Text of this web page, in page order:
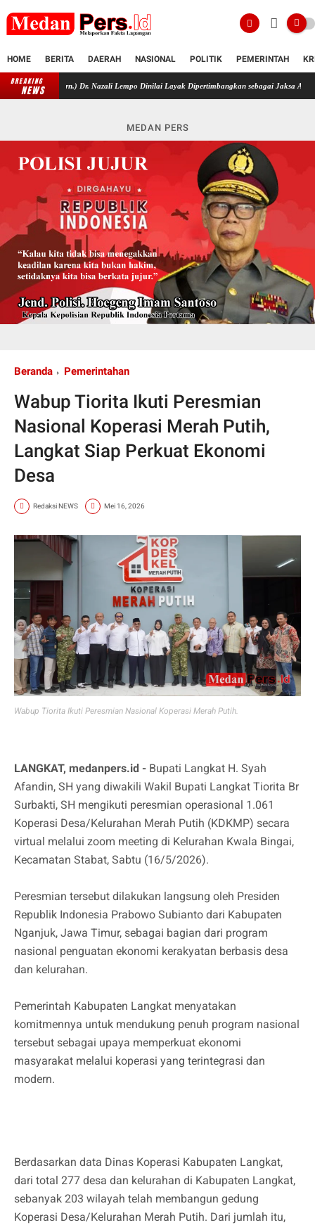
HOME BERITA DAERAH NASIONAL POLITIK PEMERINTAH
BREAKING
NEWS
TNI (Purn.) Dr. Nazali Lempo Dinilai Layak Dipertimbangkan sebagai Jaksa Agung
MEDAN PERS
Beranda Pemerintahan
Wabup Tiorita Ikuti Peresmian
Nasional Koperasi Merah Putih,
Langkat Siap Perkuat Ekonomi
Desa
Redaksi NEWS Mei 16, 2026
Wabup Tiorita Ikuti Peresmian Nasional Koperasi Merah Putih.
LANGKAT, medanpers.id - Bupati Langkat H. Syah
Afandin, SH yang diwakili Wakil Bupati Langkat Tiorita Br
Surbakti, SH mengikuti peresmian operasional 1.061
Koperasi Desa/Kelurahan Merah Putih (KDKMP) secara
virtual melalui zoom meeting di Kelurahan Kwala Bingai,
Kecamatan Stabat, Sabtu (16/5/2026).
Peresmian tersebut dilakukan langsung oleh Presiden
Republik Indonesia Prabowo Subianto dari Kabupaten
Nganjuk, Jawa Timur, sebagai bagian dari program
nasional penguatan ekonomi kerakyatan berbasis desa
dan kelurahan.
Pemerintah Kabupaten Langkat menyatakan
komitmennya untuk mendukung penuh program nasional
tersebut sebagai upaya memperkuat ekonomi
masyarakat melalui koperasi yang terintegrasi dan
modern.
Berdasarkan data Dinas Koperasi Kabupaten Langkat,
dari total 277 desa dan kelurahan di Kabupaten Langkat,
sebanyak 203 wilayah telah membangun gedung
Koperasi Desa/Kelurahan Merah Putih. Dari jumlah itu,